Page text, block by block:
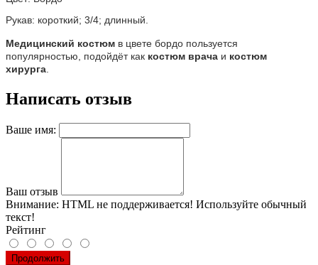
Рукав: короткий; 3/4; длинный.
Медицинский костюм в цвете бордо пользуется
популярностью, подойдёт как костюм врача и костюм
хирурга
Написать отзыв
Ваше имя:
Ваш отзыв
Внимание: HTML не поддерживается! Используйте обычный
текст!
Рейтинг
Продолжить